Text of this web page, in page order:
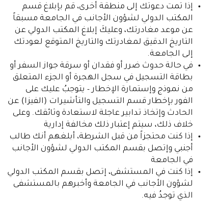
إذا تمت دعوتك إلى منطقة أخرى، قم بإبلاغ قسم
المكتب الدولي لشؤون الأجانب في الجامعة مسبقاً
عن موعد مغادرتك، وعليكَ إبلاغ المكتب الدولي عن
التاريخ الدقيق لمغادرتك والتاريخ المتوقع لعودتك
إلى الجامعة.
في حالة حدوث ضرر أو فقدان أو سرقة جواز السفر أو
بطاقة التسجيل في سجل الهجرة أو الجزء المتعلق
من نموذج وإستمارة الإخطار – يتوجبُ عليك على
الفور بإخطار قسم التسجيل والتأشيرات (الفيزا) عن
الحادث وإتخاذ تدابير عاجلة لاستعادة وثائقك. وعلى
خلاف ذلك، سيتم إعتبار ذلك مخالفة إدارية
إذا كنت محتجزاً من قبل الشرطة، أبلغهم أنك طالب
أجنبي وإتصل بقسم المكتب الدولي لشؤون الأجانب
في الجامعة
إذا كنت في المستشفى، إتصل بقسم المكتب الدولي
لشؤون الأجانب في الجامعة وأخبرهم بالمستشفى
الذي توجدُ فيه.